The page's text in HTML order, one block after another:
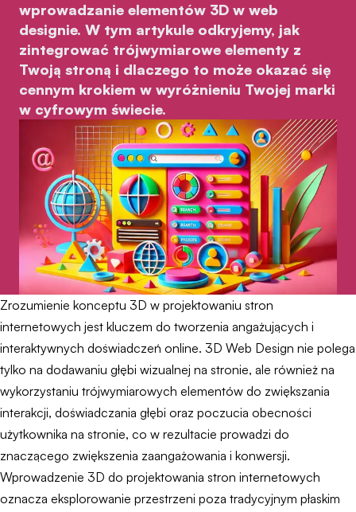
wprowadzanie elementów 3D w web
designie. W tym artykule odkryjemy, jak
zintegrować trójwymiarowe elementy z
Twoją stroną i dlaczego to może okazać się
cennym krokiem w wyróżnieniu Twojej marki
w cyfrowym świecie.
Zrozumienie konceptu 3D w projektowaniu stron
internetowych jest kluczem do tworzenia angażujących i
interaktywnych doświadczeń online. 3D Web Design nie polega
tylko na dodawaniu głębi wizualnej na stronie, ale również na
wykorzystaniu trójwymiarowych elementów do zwiększania
interakcji, doświadczania głębi oraz poczucia obecności
użytkownika na stronie, co w rezultacie prowadzi do
znaczącego zwiększenia zaangażowania i konwersji.
Wprowadzenie 3D do projektowania stron internetowych
oznacza eksplorowanie przestrzeni poza tradycyjnym płaskim